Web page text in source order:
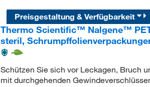
Preisgestaltung & Verfügbarkeit
Thermo Scientific™ Nalgene™
steril,
Schützen Sie sich vor Leckagen, Bruch
mit durchgehenden